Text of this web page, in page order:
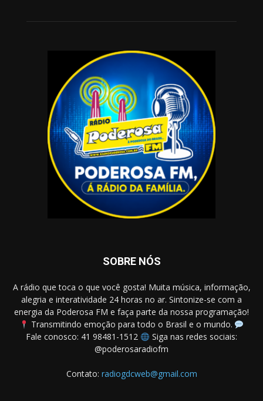
SOBRE NÓS
A rádio que toca o que você gosta! Muita música, informação,
alegria e interatividade 24 horas no ar. Sintonize-se com a
energia da Poderosa FM e faça parte da nossa programação!
Transmitindo emoção para todo o Brasil e o mundo.
Fale conosco: 41 98481-1512
Siga nas redes sociais:
@poderosaradiofm
Contato: radiogdcweb@gmail.com